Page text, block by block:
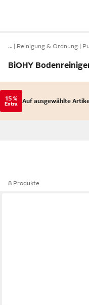
… Reinigung & Ordnung
BiOHY
15 %
Extra Auf ausgewählte
8 Produkte